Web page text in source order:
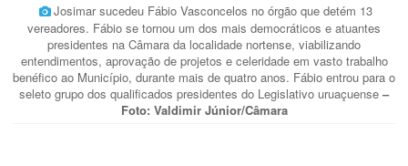
Josimar sucedeu Fábio Vasconcelos no órgão que detém 13
vereadores. Fábio se tornou um dos mais democráticos e atuantes
presidentes na Câmara da localidade nortense, viabilizando
entendimentos, aprovação de projetos e celeridade em vasto trabalho
benéfico ao Município, durante mais de quatro anos. Fábio entrou para o
seleto grupo dos qualificados presidentes do Legislativo uruaçuense –
Foto: Valdimir Júnior/Câmara